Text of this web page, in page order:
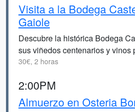
Visita a la Bodega
Gaiole
Descubre la histórica Bodega
sus viñedos centenarios y vinos
30€, 2 horas
2:00PM
Almuerzo en Osteria